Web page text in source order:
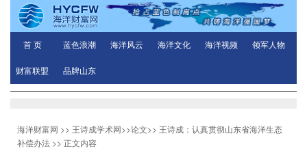
首 页 蓝色浪潮 海洋风云 海洋文化 海洋视频 领军人物
财富联盟 品牌山东
海洋财富网 >> 王诗成学术网>>论文>> 王诗成：认真贯彻山东省海洋生态
补偿办法 >> 正文内容